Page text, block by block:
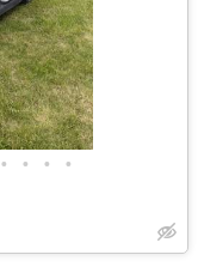
• • • •